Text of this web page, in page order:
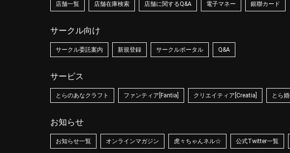
店舗一覧 店舗在庫検索 店舗に関するQ&A 電子マネー 銀聯カード
サークル向け
サークル委託案内 新規登録 サークルポータル Q&A
サービス
とらのあなクラフト ファンティア[Fantia] クリエイティア[Creatia] とら婚
お知らせ
お知らせ一覧 オンラインマガジン 虎々ちゃんネル☆ 公式Twitter一覧